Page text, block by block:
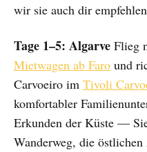
wir sie auch dir
Tage 1–5: Algarve Flieg
Mietwagen ab Faro und
Carvoeiro im Tivoli
komfortabler
Erkunden der Küste —
Wanderweg, die